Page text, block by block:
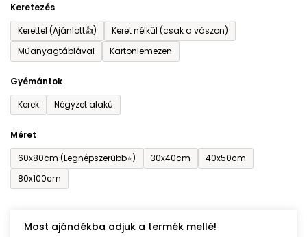
Keretezés
Kerettel (Ajánlott👍)
Keret nélkül (csak a vászon)
Műanyagtáblával
Kartonlemezen
Gyémántok
Kerek
Négyzet alakú
Méret
60x80cm (Legnépszerűbb⭐)
30x40cm
40x50cm
80x100cm
Most ajándékba adjuk a termék mellé!